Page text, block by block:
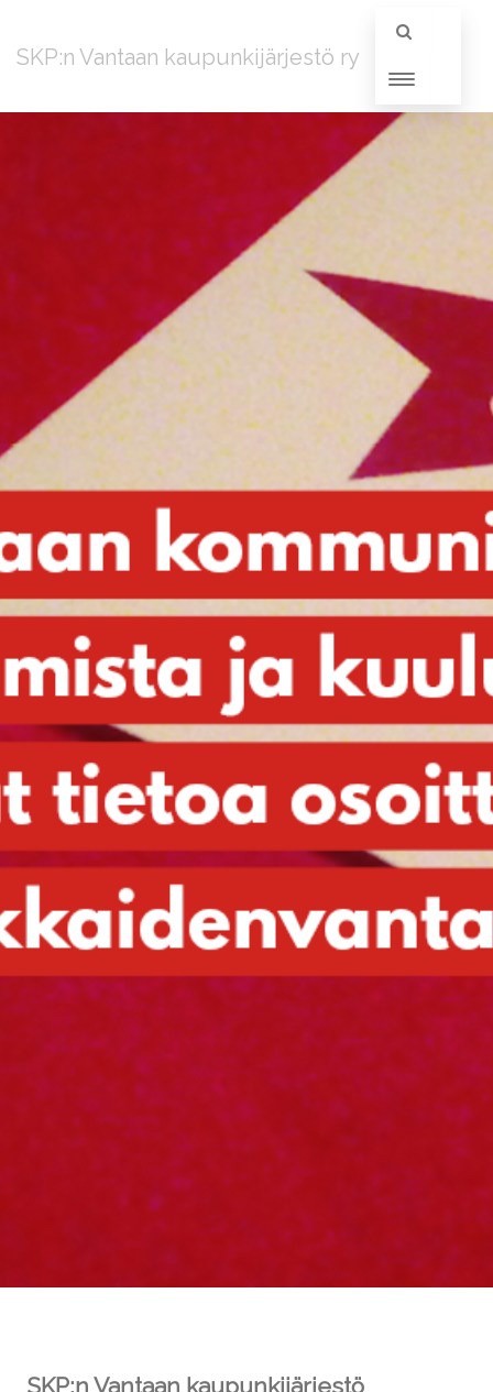
SKP:n Vantaan kaupunkijärjestö ry
SKP:n Vantaan kaupunkijärjestö